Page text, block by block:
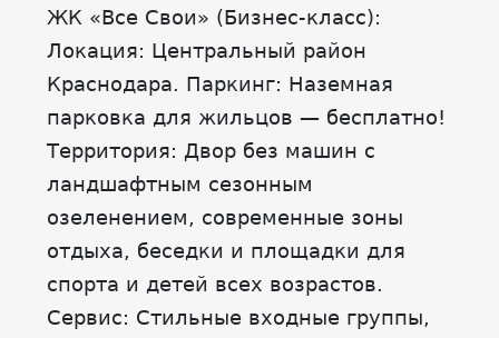
ЖК «Все Свои» (Бизнес-класс):
Локация: Центральный район
Краснодара. Паркинг: Наземная
парковка для жильцов — бесплатно!
Территория: Двор без машин с
ландшафтным сезонным
озеленением, современные зоны
отдыха, беседки и площадки для
спорта и детей всех возрастов.
Сервис: Стильные входные группы,